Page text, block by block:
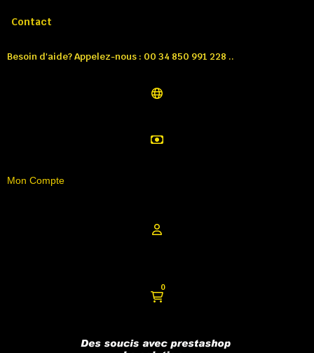
Contact
Besoin d'aide? Appelez-nous : 00 34 850 991 228 ..
Mon Compte
0